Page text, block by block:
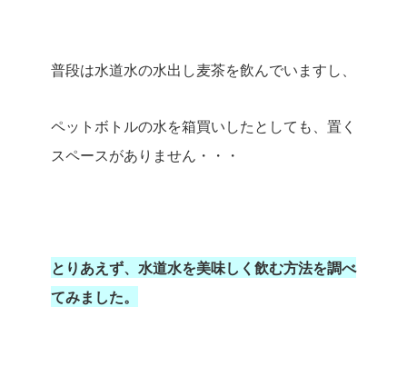
普段は水道水の水出し麦茶を飲んでいますし、
ペットボトルの水を箱買いしたとしても、置く
スペースがありません・・・
とりあえず、水道水を美味しく飲む方法を調べ
てみました。